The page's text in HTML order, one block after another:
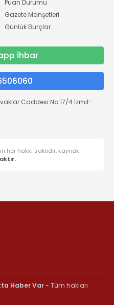
Puan Durumu
Gazete Manşetleri
Günlük Burçlar
İhbar
Caddesi No:17/4 İzmit-
her hakkı saklıdır, kaynak
Haber Var- Tüm hakları